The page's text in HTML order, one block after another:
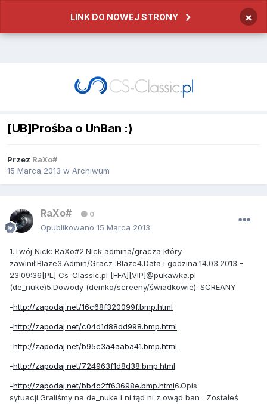
LINK DO NOWEJ STRONY ×
[UB]Prośba o UnBan :)
Przez RaXo#
15 Marca 2013 w Archiwum
RaXo# 0
Opublikowano 15 Marca 2013
1.Twój Nick: RaXo#2.Nick admina/gracza który
zawinił:Blaze3.Admin/Gracz :Blaze4.Data i godzina:14.03.2013 -
23:09:36[PL] Cs-Classic.pl [FFA][VIP]@pukawka.pl
(de_nuke)5.Dowody (demko/screeny/świadkowie): SCREANY
-http://zapodaj.net/16c68f320099f.bmp.html
-http://zapodaj.net/c04d1d88dd998.bmp.html
-http://zapodaj.net/b95c3a4aaba41.bmp.html
-http://zapodaj.net/724963f1d8d38.bmp.html
-http://zapodaj.net/bb4c2ff63698e.bmp.html6.Opis
sytuacji:Graliśmy na de_nuke i ni tąd ni z owąd ban . Zostałeś